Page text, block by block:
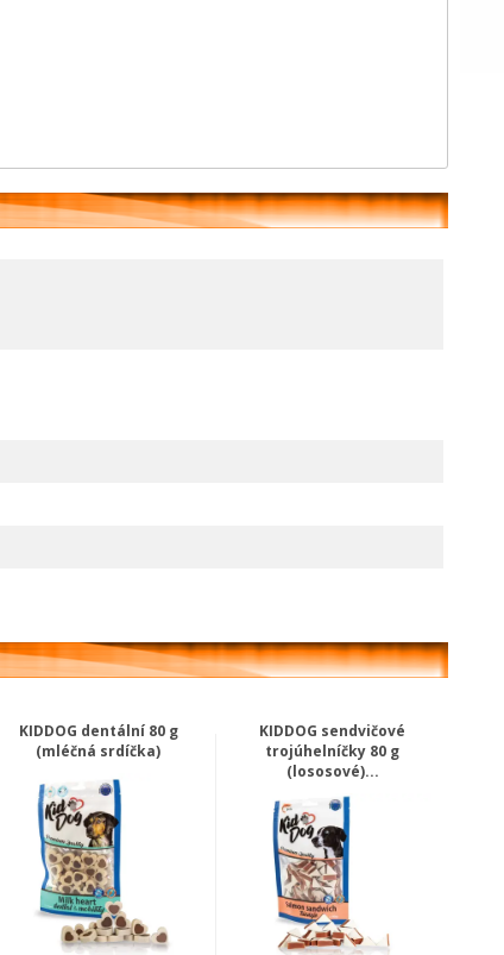
KIDDOG dentální 80 g
(mléčná srdíčka)
KIDDOG sendvičové
trojúhelníčky 80 g
(lososové)...